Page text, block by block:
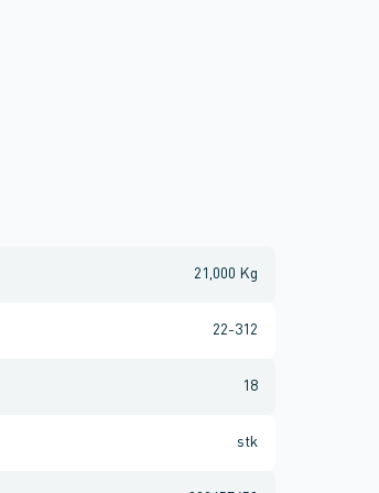
21,000 Kg
22-312
18
stk